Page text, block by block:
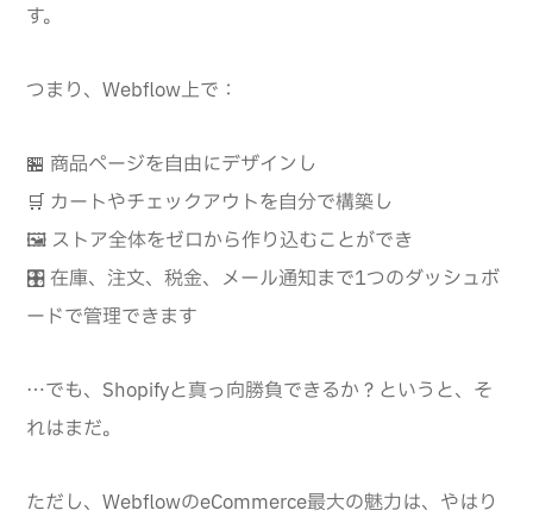
す。
つまり、Webflow上で：
🏪 商品ページを自由にデザインし
🛒 カートやチェックアウトを自分で構築し
🖼️ ストア全体をゼロから作り込むことができ
🎛️ 在庫、注文、税金、メール通知まで1つのダッシュボ
ードで管理できます
…でも、Shopifyと真っ向勝負できるか？というと、そ
れはまだ。
ただし、WebflowのeCommerce最大の魅力は、やはり